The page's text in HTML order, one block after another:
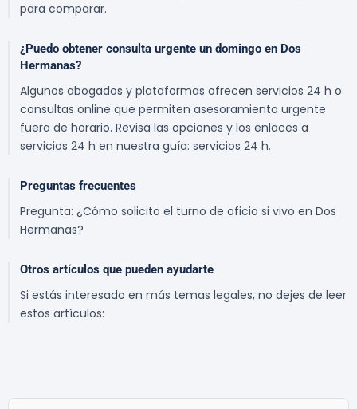
para comparar.
¿Puedo obtener consulta urgente un domingo en Dos
Hermanas?
Algunos abogados y plataformas ofrecen servicios 24 h o
consultas online que permiten asesoramiento urgente
fuera de horario. Revisa las opciones y los enlaces a
servicios 24 h en nuestra guía: servicios 24 h.
Preguntas frecuentes
Pregunta: ¿Cómo solicito el turno de oficio si vivo en Dos
Hermanas?
Otros artículos que pueden ayudarte
Si estás interesado en más temas legales, no dejes de leer
estos artículos: